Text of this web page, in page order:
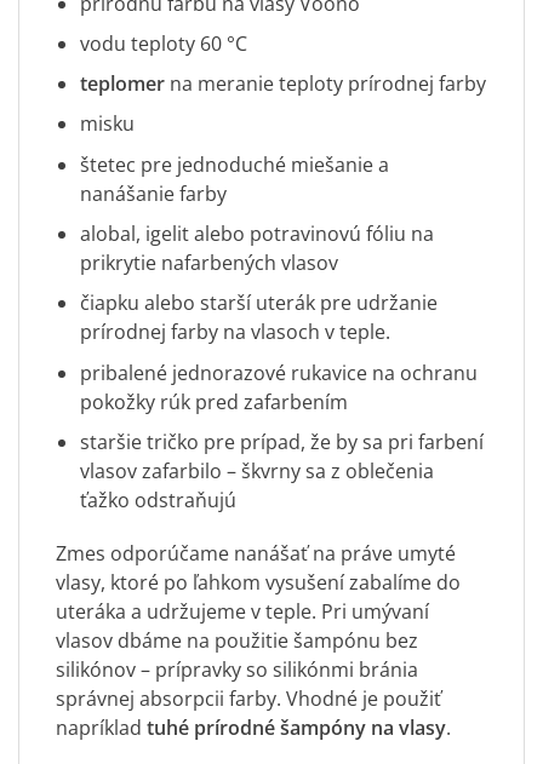
vodu teploty 60 °C
teplomer na meranie teploty prírodnej farby
misku
štetec pre jednoduché miešanie a
nanášanie farby
alobal, igelit alebo potravinovú fóliu na
prikrytie nafarbených vlasov
čiapku alebo starší uterák pre udržanie
prírodnej farby na vlasoch v teple.
pribalené jednorazové rukavice na ochranu
pokožky rúk pred zafarbením
staršie tričko pre prípad, že by sa pri farbení
vlasov zafarbilo – škvrny sa z oblečenia
ťažko odstraňujú
Zmes odporúčame nanášať na práve umyté
vlasy, ktoré po ľahkom vysušení zabalíme do
uteráka a udržujeme v teple. Pri umývaní
vlasov dbáme na použitie šampónu bez
silikónov – prípravky so silikónmi bránia
správnej absorpcii farby. Vhodné je použiť
napríklad tuhé prírodné šampóny na vlasy.